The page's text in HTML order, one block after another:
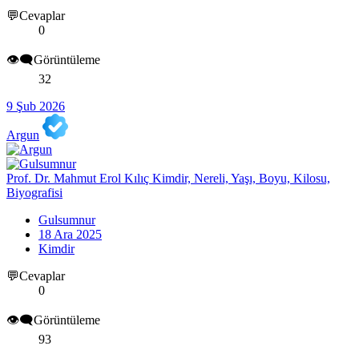
💬Cevaplar
0
👁️‍🗨️Görüntüleme
32
9 Şub 2026
Argun
Prof. Dr. Mahmut Erol Kılıç Kimdir, Nereli, Yaşı, Boyu, Kilosu,
Biyografisi
Gulsumnur
18 Ara 2025
Kimdir
💬Cevaplar
0
👁️‍🗨️Görüntüleme
93